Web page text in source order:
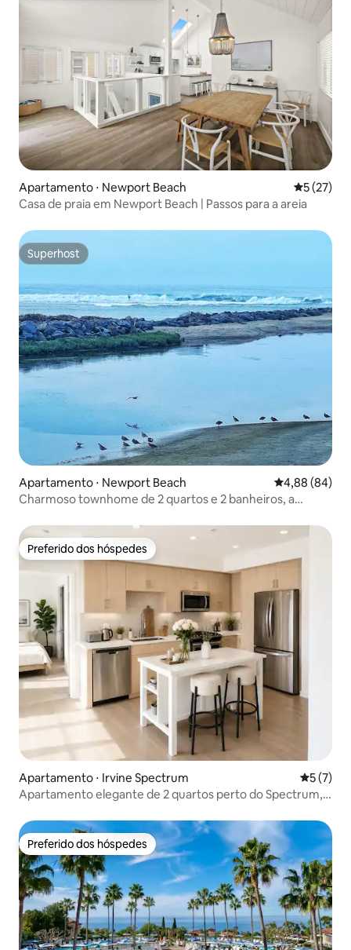
Apartamento ⋅ Newport Beach 5 de uma
5 (27)
Casa de praia em Newport Beach | Passos para a areia
Superhost
Superhost
Apartamento ⋅ Newport Beach 4,88 de uma
4,88 (84)
Charmoso townhome de 2 quartos e 2 banheiros, a
Preferido dos hóspedes
Preferido dos hóspedes
Apartamento ⋅ Irvine Spectrum 5 de
5 (7)
Apartamento elegante de 2 quartos perto do Spectrum,
Preferido dos hóspedes
Preferido dos hóspedes